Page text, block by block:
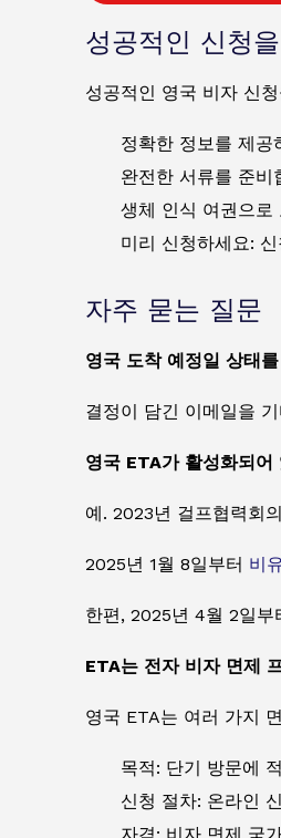
성공적인 신청
성공적인 영국 비자 신
정확한 정보를 제공
완전한 서류를 준비
생체 인식 여권으로
미리 신청하세요:
자주 묻는 질문
영국 도착 예정일 상태
결정이 담긴 이메일을
영국 ETA가 활성화되어
예. 2023년 걸프협력회
2025년 1월 8일부터 비
한편, 2025년 4월 2일부
ETA는 전자 비자 면제
영국 ETA는 여러 가지
목적: 단기 방문에
신청 절차: 온라인